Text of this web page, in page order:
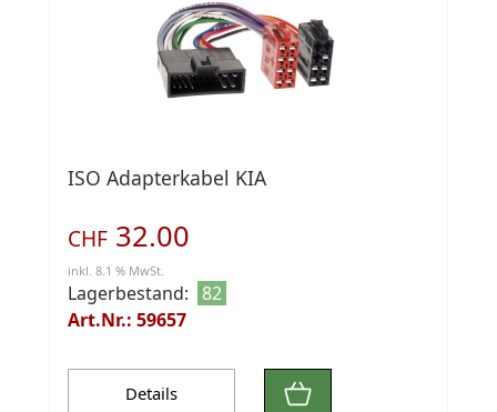
ISO Adapterkabel KIA
CHF 32.00
inkl. 8.1 % MwSt.
Lagerbestand:
82
Art.Nr.: 59657
Details